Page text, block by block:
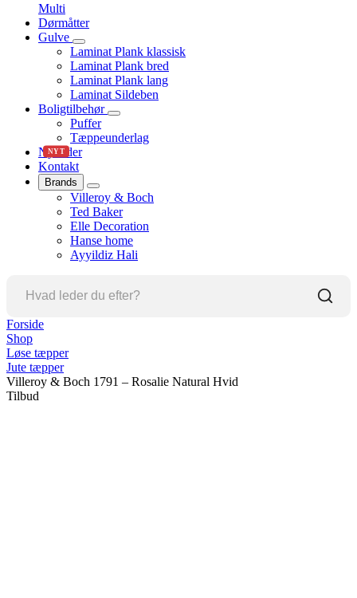
Multi
Dørmåtter
Gulve
Laminat Plank klassisk
Laminat Plank bred
Laminat Plank lang
Laminat Sildeben
Boligtilbehør
Puffer
Tæppeunderlag
Nyheder
NYT
Kontakt
Brands
Villeroy & Boch
Ted Baker
Elle Decoration
Hanse home
Ayyildiz Hali
Forside
Shop
Løse tæpper
Jute tæpper
Villeroy & Boch 1791 – Rosalie Natural Hvid
Tilbud